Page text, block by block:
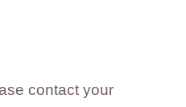
contact your